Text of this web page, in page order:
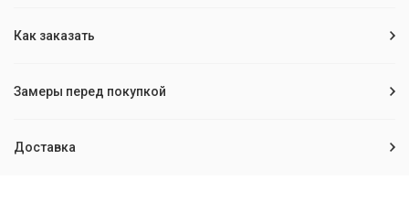
Как заказать
Замеры перед покупкой
Доставка